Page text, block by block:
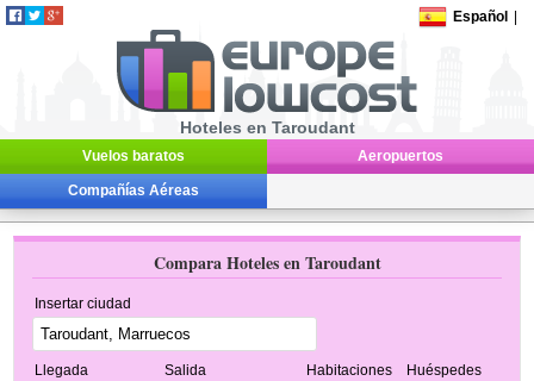
Español
Hoteles en Taroudant
Vuelos baratos Aeropuertos
Compañías Aéreas
Compara Hoteles en Taroudant
Insertar ciudad
Llegada Salida Habitaciones Huéspedes